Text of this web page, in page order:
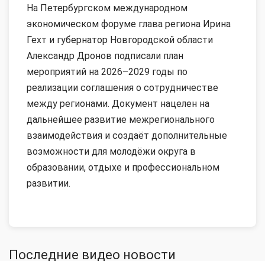
На Петербургском международном
экономическом форуме глава региона Ирина
Гехт и губернатор Новгородской области
Александр Дронов подписали план
мероприятий на 2026–2029 годы по
реализации соглашения о сотрудничестве
между регионами. Документ нацелен на
дальнейшее развитие межрегионального
взаимодействия и создаёт дополнительные
возможности для молодёжи округа в
образовании, отдыхе и профессиональном
развитии.
Последние видео новости